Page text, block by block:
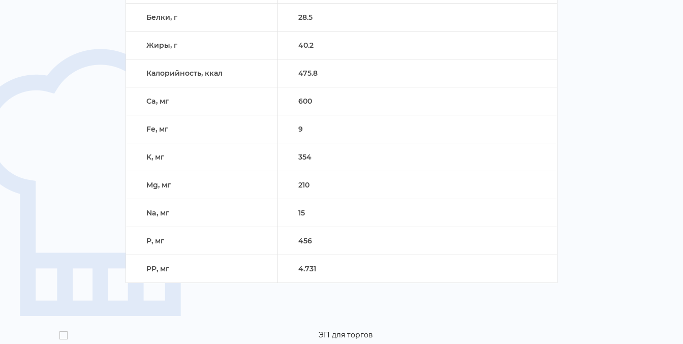
Белки, 28.5
Жиры, 40.2
Калорийность, ккал 475.8
Ca, м 600
Fe, м 9
K, м 354
Mg, м 210
Na, м 15
P, м 456
PP, м 4.731